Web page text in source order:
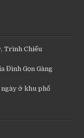
Trình Chiếu
Đình Gọn Gàng
ở khu phố